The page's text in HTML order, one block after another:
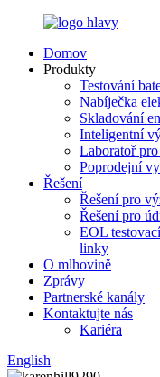
Domov
Produkty
Testování
Nabíječka
Skladování
Inteligentní
Laboratoř
Poprodejní
Řešení
Řešení pro
Řešení pro
EOL
linky
O mlhovině
Zprávy
Partnerské kanály
Kontaktujte nás
Kariéra
English